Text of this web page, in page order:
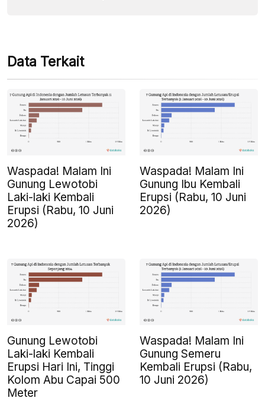
Data Terkait
Waspada! Malam Ini
Gunung Lewotobi
Laki-laki Kembali
Erupsi (Rabu, 10 Juni
2026)
Waspada! Malam Ini
Gunung Ibu Kembali
Erupsi (Rabu, 10 Juni
2026)
Gunung Lewotobi
Laki-laki Kembali
Erupsi Hari Ini, Tinggi
Kolom Abu Capai 500
Meter
Waspada! Malam Ini
Gunung Semeru
Kembali Erupsi (Rabu,
10 Juni 2026)